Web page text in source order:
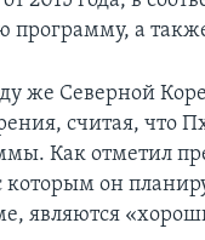
программу, а
же Северной
считая, что
Как отметил
он
являются